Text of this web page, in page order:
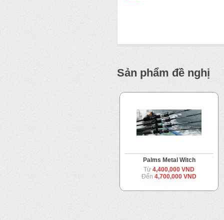
Sản phẩm đề nghị
Palms Metal Witch
Từ 4,400,000 VND
Đến 4,700,000 VND